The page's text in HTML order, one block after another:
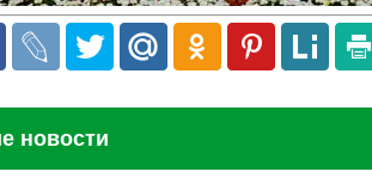
новости